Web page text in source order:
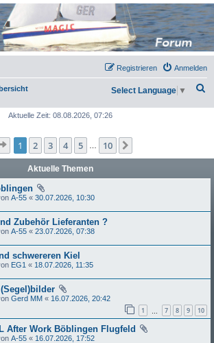
Anmelden
Registrieren
Select Language ▼
Aktuelle Zeit: 08.08.2026, 07:26
Seite 1von 10
1 2 3 4 5 10
Aktuelle Themen
A-55 « 30.07.2026, 10:30
Zubehör Lieferanten ?
A-55 « 23.07.2026, 07:38
schwereren Kiel
EG1 « 18.07.2026, 11:35
Gerd MM « 16.07.2026, 20:42
1 7 8 9 10
After Work Böblingen Flugfeld
A-55 « 16.07.2026, 17:52